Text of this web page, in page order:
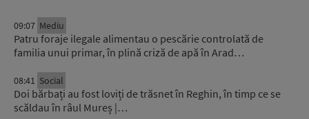
09:07 Mediu
Patru foraje ilegale alimentau o pescărie controlată de
familia unui primar, în plină criză de apă în Arad…
08:41 Social
Doi bărbați au fost loviți de trăsnet în Reghin, în timp ce se
scăldau în râul Mureș |…